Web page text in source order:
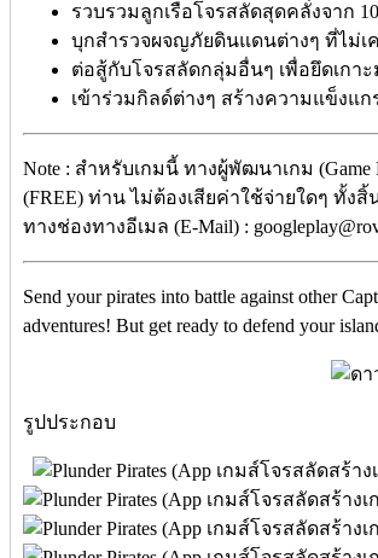
รวบรวมลูกเรือโจรสลัดสุดคลั่งจาก
บุกสำรวจผจญภัยดินแดนต่างๆ ที่ไม่เ
ต่อสู้กับโจรสลัดกลุ่มอื่นๆ เพื่อยึดเกาะ
เข้าร่วมกิลด์ต่างๆ สร้างความแข็งแ
Note : สำหรับเกมนี้ ทางผู้พัฒนาเกม
(FREE) ท่าน ไม่ต้องเสียค่าใช้จ่ายใดๆ ทั้
ทางช่องทางอีเมล (E-Mail) :
Send your pirates into battle against other
adventures! But get ready to defend your
รูปประกอบ